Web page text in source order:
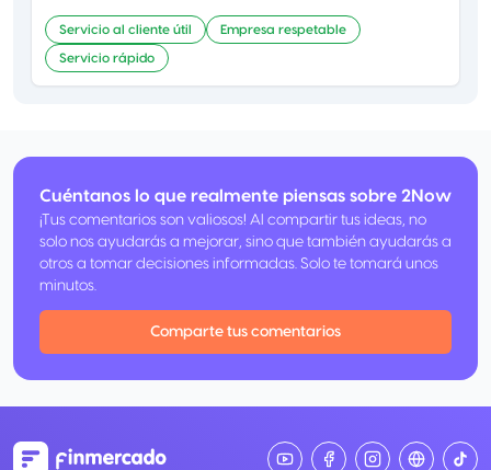
Servicio al cliente útil Empresa respetable
Servicio rápido
Cuéntanos lo que realmente piensas sobre 2Now
¡Tus comentarios son valiosos! Al compartir tus ideas, no
solo nos ayudarás a mejorar, sino que también ayudarás a
otros a tomar decisiones informadas. Solo te tomará unos
minutos.
Comparte tus comentarios